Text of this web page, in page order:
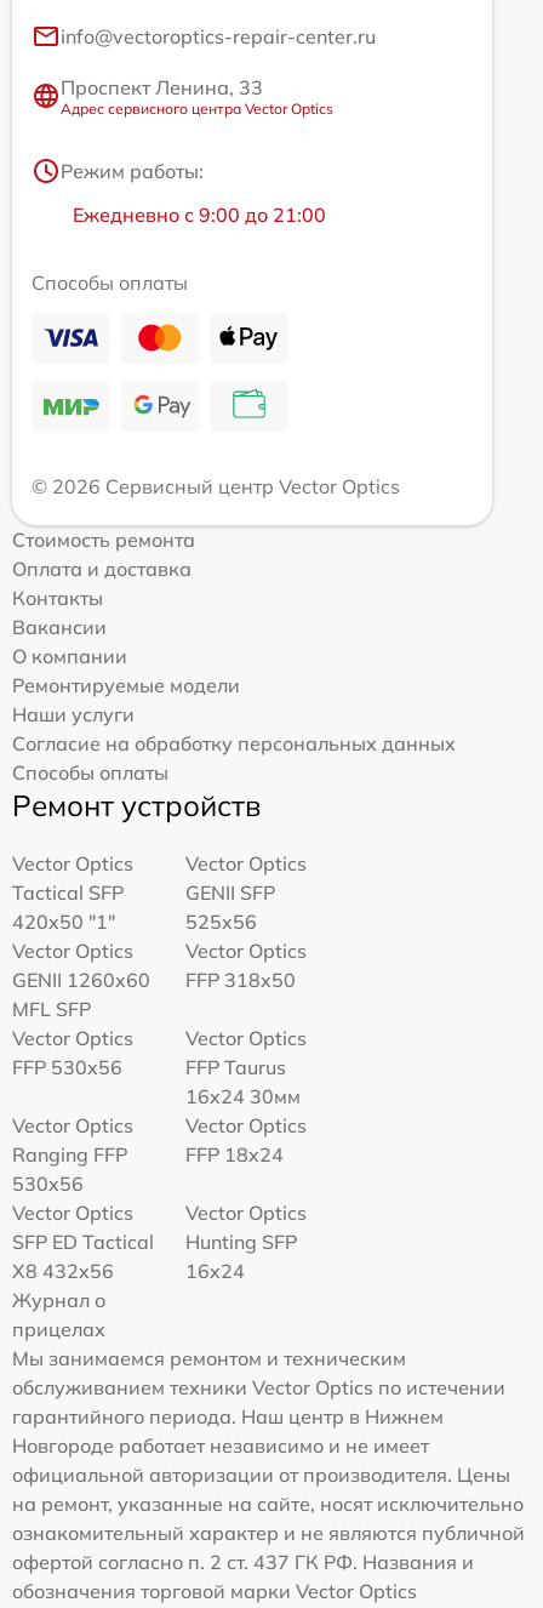
info@vectoroptics-repair-center.ru
Проспект Ленина, 33
Адрес сервисного центра Vector Optics
Режим работы:
Ежедневно с 9:00 до 21:00
Способы оплаты
© 2026 Сервисный центр Vector Optics
Стоимость ремонта
Оплата и доставка
Контакты
Вакансии
О компании
Ремонтируемые модели
Наши услуги
Согласие на обработку персональных данных
Способы оплаты
Ремонт устройств
Vector Optics
Tactical SFP
420x50 "1"
Vector Optics
GENII SFP
525x56
Vector Optics
GENII 1260x60
MFL SFP
Vector Optics
FFP 318x50
Vector Optics
FFP 530x56
Vector Optics
FFP Taurus
16x24 30мм
Vector Optics
Ranging FFP
530x56
Vector Optics
FFP 18x24
Vector Optics
SFP ED Tactical
X8 432x56
Vector Optics
Hunting SFP
16x24
Журнал о
прицелах
Мы занимаемся ремонтом и техническим
обслуживанием техники Vector Optics по истечении
гарантийного периода. Наш центр в Нижнем
Новгороде работает независимо и не имеет
официальной авторизации от производителя. Цены
на ремонт, указанные на сайте, носят исключительно
ознакомительный характер и не являются публичной
офертой согласно п. 2 ст. 437 ГК РФ. Названия и
обозначения торговой марки Vector Optics